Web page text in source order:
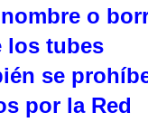
o
los tubes
se
por la Red